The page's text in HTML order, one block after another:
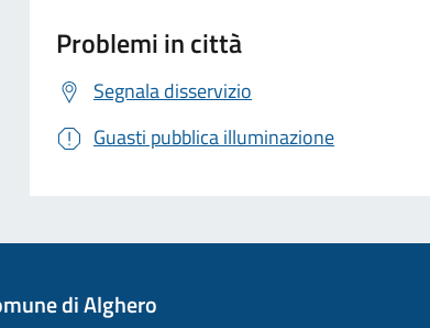
Problemi in città
Segnala disservizio
Guasti pubblica illuminazione
di Alghero